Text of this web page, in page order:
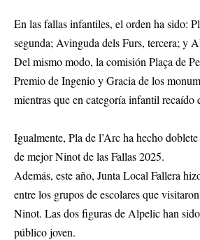
En las fallas infantiles, el orden ha sido:
segunda; Avinguda dels Furs, tercera; y
Del mismo modo, la comisión Plaça de
Premio de Ingenio y Gracia de los
mientras que en categoría infantil recaído
Igualmente, Pla de l’Arc ha hecho
de mejor Ninot de las Fallas 2025.
Además, este año, Junta Local Fallera
entre los grupos de escolares que
Ninot. Las dos figuras de Alpelic han
público joven.